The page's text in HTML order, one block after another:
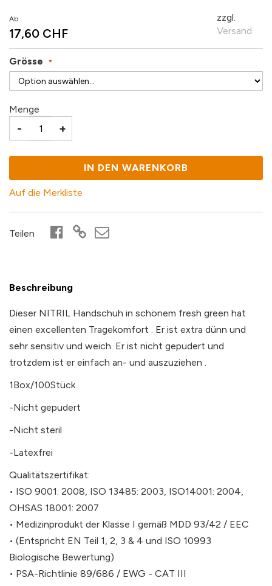
Ab
17,60 CHF
zzgl.
Versand
Grösse
Menge
- +
IN DEN WARENKORB
Auf die Merkliste
Teilen
Beschreibung
Dieser NITRIL Handschuh in schönem fresh green hat
einen excellenten Tragekomfort . Er ist extra dünn und
sehr sensitiv und weich. Er ist nicht gepudert und
trotzdem ist er einfach an- und auszuziehen .
1Box/100Stück
-Nicht gepudert
-Nicht steril
-Latexfrei
Qualitätszertifikat:
• ISO 9001: 2008, ISO 13485: 2003, ISO14001: 2004,
OHSAS 18001: 2007
• Medizinprodukt der Klasse I gemäß MDD 93/42 / EEC
• (Entspricht EN Teil 1, 2, 3 & 4 und ISO 10993
Biologische Bewertung)
• PSA-Richtlinie 89/686 / EWG - CAT III